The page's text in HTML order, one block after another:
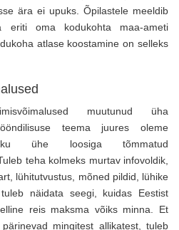
ära ei upuks. Õpilastele meeldib
eriti oma kodukohta maa-ameti
atlase koostamine on selleks
muutunud üha
teema juures oleme
ühe loosiga tõmmatud
teha kolmeks murtav infovoldik,
lühitutvustus, mõned pildid, lühike
näidata seegi, kuidas Eestist
reis maksma võiks minna. Et
mingitest allikatest, tuleb